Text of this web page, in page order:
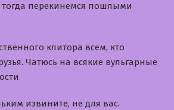
перекинемся пошлыми
клитора всем, кто
Чатюсь на всякие вульгарные
извините, не для вас.